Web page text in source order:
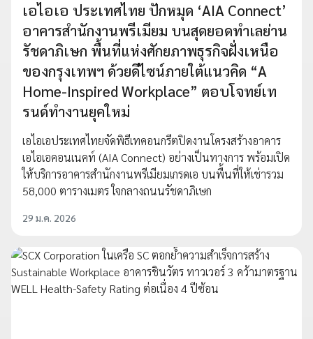
เอไอเอ ประเทศไทย ปักหมุด ‘AIA Connect’
อาคารสำนักงานพรีเมียม บนสุดยอดทำเลย่าน
รัชดาภิเษก พื้นที่แห่งศักยภาพธุรกิจฝั่งเหนือ
ของกรุงเทพฯ ด้วยดีไซน์ภายใต้แนวคิด “A
Home-Inspired Workplace” ตอบโจทย์เท
รนด์ทำงานยุคใหม่
เอไอเอประเทศไทยจัดพิธีเทคอนกรีตปิดงานโครงสร้างอาคาร
เอไอเอคอนเนคท์ (AIA Connect) อย่างเป็นทางการ พร้อมเปิด
ให้บริการอาคารสำนักงานพรีเมียมเกรดเอ บนพื้นที่ให้เช่ารวม
58,000 ตารางเมตร ใจกลางถนนรัชดาภิเษก
29 ม.ค. 2026